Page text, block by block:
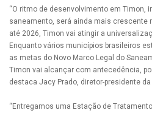
“O ritmo de desenvolvimento em Timon,
saneamento, será ainda mais crescente
até 2026, Timon vai atingir a
Enquanto vários municípios brasileiros
as metas do Novo Marco Legal do
Timon vai alcançar com antecedência,
destaca Jacy Prado, diretor-presidente da
“Entregamos uma Estação de